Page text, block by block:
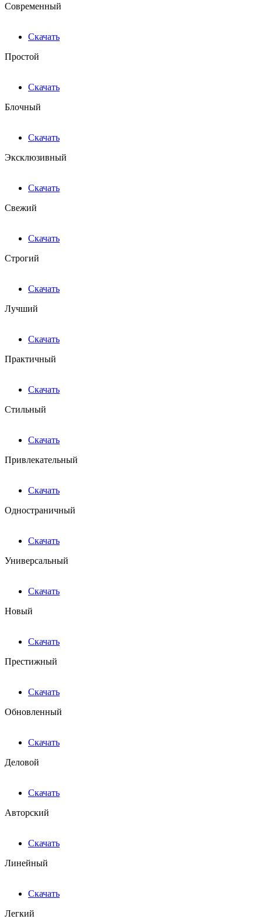
Современный
Скачать
Простой
Скачать
Блочный
Скачать
Эксклюзивный
Скачать
Свежий
Скачать
Строгий
Скачать
Лучший
Скачать
Практичный
Скачать
Стильный
Скачать
Привлекательный
Скачать
Одностраничный
Скачать
Универсальный
Скачать
Новый
Скачать
Престижный
Скачать
Обновленный
Скачать
Деловой
Скачать
Авторский
Скачать
Линейный
Скачать
Легкий